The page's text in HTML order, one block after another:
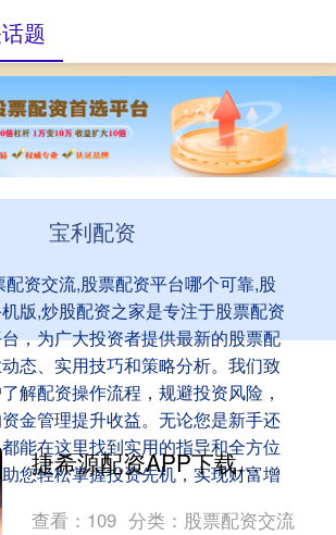
宝利配资
资交流,股票配资平台哪个可靠,股
版,炒股配资之家是专注于股票配资
，为广大投资者提供最新的股票配
态、实用技巧和策略分析。我们致
解配资操作流程，规避投资风险，
金管理提升收益。无论您是新手还
能在这里找到实用的指导和全方位
您轻松掌握投资先机，实现财富增
题
捷希源配资APP下载 国产崛起之路：扭转试验机六大国产品牌实力与品质全景观察
查看： 109 分类： 股票配资交流